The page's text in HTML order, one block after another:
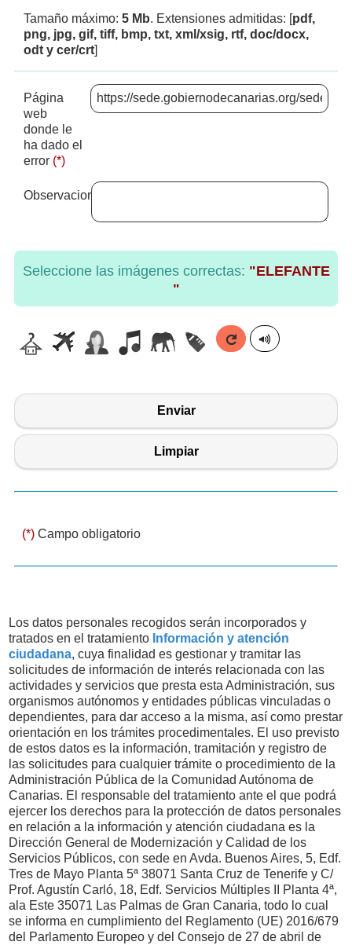
Tamaño máximo:5 Mb. Extensiones admitidas: [pdf,
png, jpg, gif, tiff, bmp, txt, xml/xsig, rtf, doc/docx,
odt y cer/crt]
Página
web
donde le
ha dado el
error (*)
Observaciones
Seleccione las imágenes correctas: "ELEFANTE
"
Enviar
Limpiar
(*) Campo obligatorio
Los datos personales recogidos serán incorporados y
tratados en el tratamiento Información y atención
ciudadana, cuya finalidad es gestionar y tramitar las
solicitudes de información de interés relacionada con las
actividades y servicios que presta esta Administración, sus
organismos autónomos y entidades públicas vinculadas o
dependientes, para dar acceso a la misma, así como prestar
orientación en los trámites procedimentales. El uso previsto
de estos datos es la información, tramitación y registro de
las solicitudes para cualquier trámite o procedimiento de la
Administración Pública de la Comunidad Autónoma de
Canarias. El responsable del tratamiento ante el que podrá
ejercer los derechos para la protección de datos personales
en relación a la información y atención ciudadana es la
Dirección General de Modernización y Calidad de los
Servicios Públicos, con sede en Avda. Buenos Aires, 5, Edf.
Tres de Mayo Planta 5ª 38071 Santa Cruz de Tenerife y C/
Prof. Agustín Carló, 18, Edf. Servicios Múltiples II Planta 4ª,
ala Este 35071 Las Palmas de Gran Canaria, todo lo cual
se informa en cumplimiento del Reglamento (UE) 2016/679
del Parlamento Europeo y del Consejo de 27 de abril de